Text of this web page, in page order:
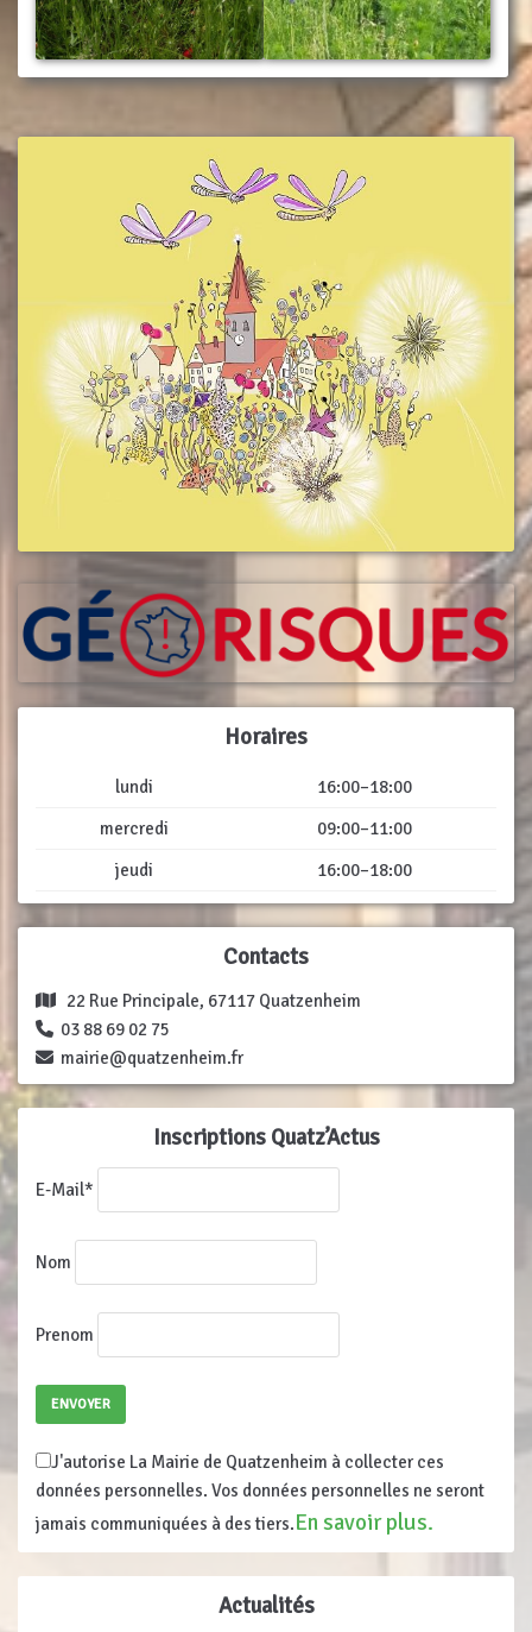
Horaires
lundi
16:00–18:00
mercredi
09:00–11:00
jeudi
16:00–18:00
Contacts
22 Rue Principale, 67117 Quatzenheim
03 88 69 02 75
mairie@quatzenheim.fr
Inscriptions Quatz’Actus
E-Mail*
Nom
Prenom
J'autorise La Mairie de Quatzenheim à collecter ces
données personnelles. Vos données personnelles ne seront
jamais communiquées à des tiers.En savoir plus.
Actualités